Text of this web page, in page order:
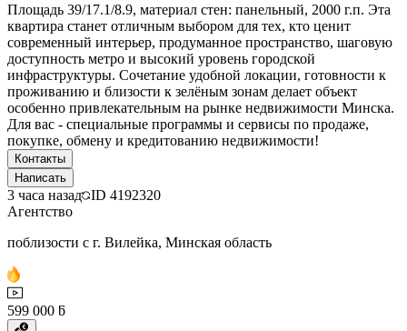
Площадь 39/17.1/8.9, материал стен: панельный, 2000 г.п. Эта
квартира станет отличным выбором для тех, кто ценит
современный интерьер, продуманное пространство, шаговую
доступность метро и высокий уровень городской
инфраструктуры. Сочетание удобной локации, готовности к
проживанию и близости к зелёным зонам делает объект
особенно привлекательным на рынке недвижимости Минска.
Для вас - специальные программы и сервисы по продаже,
покупке, обмену и кредитованию недвижимости!
Контакты
Написать
3 часа назад ID 4192320
Агентство
поблизости с г. Вилейка, Минская область
599 000 ƃ